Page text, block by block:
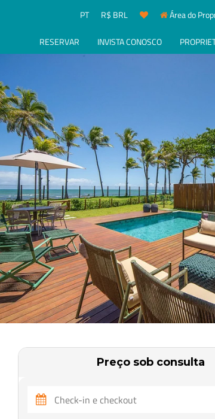
PT R$ BRL Área do
RESERVAR INVISTA CONOSCO
Preço sob consulta